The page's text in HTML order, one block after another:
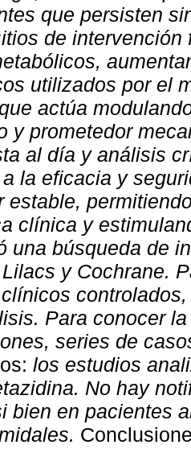
que persisten
de
utilizados por el
actúa
y prometedor
al día y análisis
la eficacia y
estable,
clínica y
una búsqueda de
y Cochrane.
Para conocer
series de
los estudios
No hay
bien en pacientes